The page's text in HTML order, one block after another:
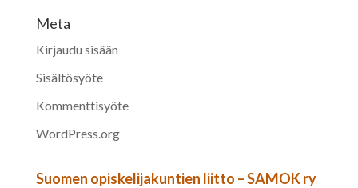
Meta
Kirjaudu sisään
Sisältösyöte
Kommenttisyöte
WordPress.org
Suomen opiskelijakuntien liitto – SAMOK ry